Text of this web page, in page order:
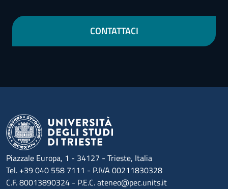
CONTATTACI
Piazzale Europa, 1 - 34127 - Trieste, Italia
Tel. +39 040 558 7111 - P.IVA 00211830328
C.F. 80013890324 - P.E.C. ateneo@pec.units.it